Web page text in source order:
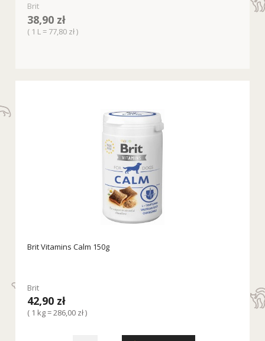
Brit
38,90 zł
( 1 L = 77,80 zł )
Brit Vitamins Calm 150g
Brit
42,90 zł
( 1 kg = 286,00 zł )